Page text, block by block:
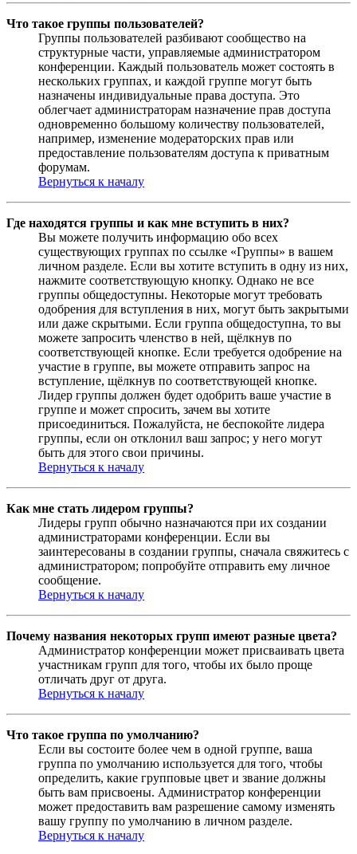
Что такое группы пользователей?
Группы пользователей разбивают сообщество на
структурные части, управляемые администратором
конференции. Каждый пользователь может состоять в
нескольких группах, и каждой группе могут быть
назначены индивидуальные права доступа. Это
облегчает администраторам назначение прав доступа
одновременно большому количеству пользователей,
например, изменение модераторских прав или
предоставление пользователям доступа к приватным
форумам.
Вернуться к началу
Где находятся группы и как мне вступить в них?
Вы можете получить информацию обо всех
существующих группах по ссылке «Группы» в вашем
личном разделе. Если вы хотите вступить в одну из них,
нажмите соответствующую кнопку. Однако не все
группы общедоступны. Некоторые могут требовать
одобрения для вступления в них, могут быть закрытыми
или даже скрытыми. Если группа общедоступна, то вы
можете запросить членство в ней, щёлкнув по
соответствующей кнопке. Если требуется одобрение на
участие в группе, вы можете отправить запрос на
вступление, щёлкнув по соответствующей кнопке.
Лидер группы должен будет одобрить ваше участие в
группе и может спросить, зачем вы хотите
присоединиться. Пожалуйста, не беспокойте лидера
группы, если он отклонил ваш запрос; у него могут
быть для этого свои причины.
Вернуться к началу
Как мне стать лидером группы?
Лидеры групп обычно назначаются при их создании
администраторами конференции. Если вы
заинтересованы в создании группы, сначала свяжитесь с
администратором; попробуйте отправить ему личное
сообщение.
Вернуться к началу
Почему названия некоторых групп имеют разные цвета?
Администратор конференции может присваивать цвета
участникам групп для того, чтобы их было проще
отличать друг от друга.
Вернуться к началу
Что такое группа по умолчанию?
Если вы состоите более чем в одной группе, ваша
группа по умолчанию используется для того, чтобы
определить, какие групповые цвет и звание должны
быть вам присвоены. Администратор конференции
может предоставить вам разрешение самому изменять
вашу группу по умолчанию в личном разделе.
Вернуться к началу